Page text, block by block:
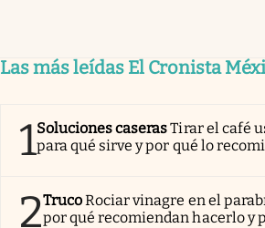
Las más leídas El Cronista
1Soluciones caserasTirar el café
para qué sirve y por qué lo
2TrucoRociar vinagre en el
por qué recomiendan hacerlo y